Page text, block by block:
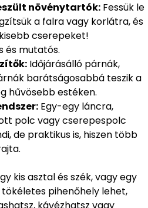
növénytartók: Fessük le
a falra vagy korlátra, és
cserepeket!
és mutatós.
Időjárásálló párnák,
barátságosabbá teszik a
hűvösebb estéken.
Egy-egy láncra,
polc vagy cserepespolc
de praktikus is, hiszen több
kis asztal és szék, vagy egy
pihenőhely lehet,